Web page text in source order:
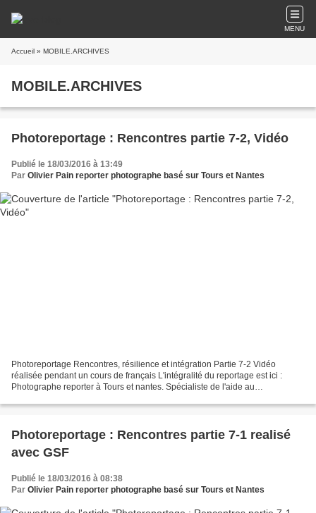
MENU
Accueil » MOBILE.ARCHIVES
MOBILE.ARCHIVES
Photoreportage : Rencontres partie 7-2, Vidéo
Publié le 18/03/2016 à 13:49
Par Olivier Pain reporter photographe basé sur Tours et Nantes
Photoreportage Rencontres, résilience et intégration Partie 7-2 Vidéo
réalisée pendant un cours de français L'intégralité du reportage est ici :
Photographe reporter à Tours et nantes. Spécialiste de l'aide au
Photoreportage : Rencontres partie 7-1 realisé
avec GSF
Publié le 18/03/2016 à 08:38
Par Olivier Pain reporter photographe basé sur Tours et Nantes